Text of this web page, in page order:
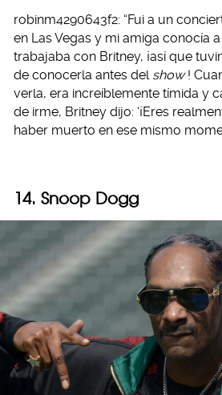
robinm4290643f2: “Fui a un
en Las Vegas y mi amiga conocía
trabajaba con Britney, ¡así que
de conocerla antes del show !
verla, era increíblemente tímida y
de irme, Britney dijo: ‘¡Eres
haber muerto en ese mismo
14. Snoop Dogg